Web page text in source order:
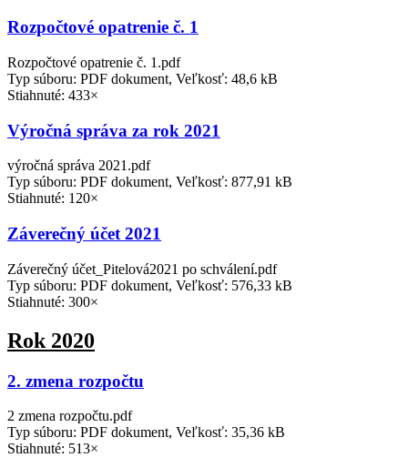
Rozpočtové opatrenie č. 1
Rozpočtové opatrenie č. 1.pdf
Typ súboru: PDF dokument, Veľkosť: 48,6 kB
Stiahnuté: 433×
Výročná správa za rok 2021
výročná správa 2021.pdf
Typ súboru: PDF dokument, Veľkosť: 877,91 kB
Stiahnuté: 120×
Záverečný účet 2021
Záverečný účet_Pitelová2021 po schválení.pdf
Typ súboru: PDF dokument, Veľkosť: 576,33 kB
Stiahnuté: 300×
Rok 2020
2. zmena rozpočtu
2 zmena rozpočtu.pdf
Typ súboru: PDF dokument, Veľkosť: 35,36 kB
Stiahnuté: 513×